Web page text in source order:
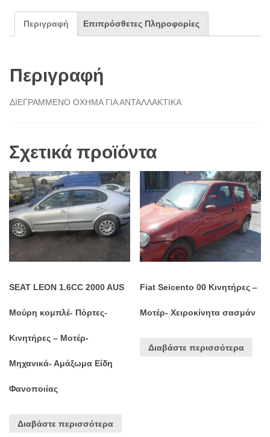
Περιγραφή Επιπρόσθετες Πληροφορίες
Περιγραφή
ΔΙΕΓΡΑΜΜΕΝΟ ΟΧΗΜΑ ΓΙΑ ΑΝΤΑΛΛΑΚΤΙΚΑ
Σχετικά προϊόντα
SEAT LEON 1.6CC 2000 AUS
Μούρη κομπλέ- Πόρτες-
Κινητήρες – Μοτέρ-
Μηχανικά- Αμάξωμα Είδη
Φανοποιίας
Διαβάστε περισσότερα
Fiat Seicento 00 Κινητήρες –
Μοτέρ- Χειροκίνητα σασμάν
Διαβάστε περισσότερα